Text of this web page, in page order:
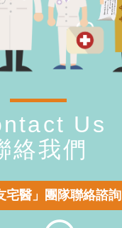
Us
絡我們
宅醫」團隊聯絡諮詢